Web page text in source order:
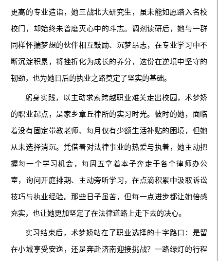
更高的专业造诣，她三战北大研究生，虽未能如愿踏入名校
校门，却始终未曾磨灭心中的斗志。调剂读研后，她与一群
同样怀揣梦想的伙伴相互鼓励、沉梦昂志，在专业学习中不
断沉淀积累，将挫折化为成长的养分，这份在逆境中坚守的
韧劲，也为她日后的执业之路奠定了坚实的基础。
躬身实践，以主动求索跨越职业难关走出校园，术梦娇
的职业起点，是家乡章丘律所的实习时光。彼时的她，面临
着没有固定带教老师、每月仅有少额生活补贴的困境，但她
从未选择消沉。凭借着对法律事业的热爱与执着，她主动把
握每一个学习机会，每周五拿着本子奔走于各个律师办公
室，询问开庭排期、主动旁听学习，在点滴积累中汲取诉讼
技巧与执业经验。那些日子虽苦，但每一点进步都让她倍感
充实，也让她更加坚定了在法律道路上走下去的决心。
实习结束后，术梦娇站在了职业选择的十字路口：是留
在小城享受安逸，还是奔赴济南迎接挑战？一路绿灯的行程